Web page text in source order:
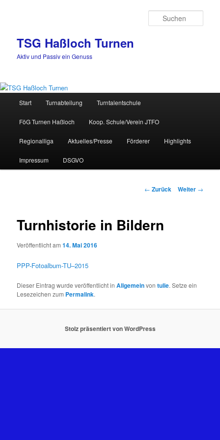
TSG Haßloch Turnen
Aktiv und Passiv ein Genuss
Start Turnabteilung Turntalentschule
FöG Turnen Haßloch Koop. Schule/Verein JTFO
Regionalliga Aktuelles/Presse Förderer Highlights
Impressum DSGVO
Beitrags-
← Zurück Weiter →
Turnhistorie in Bildern
Veröffentlicht am14. Mai 2016
PPP-Fotoalbum-TU–2015
Dieser Eintrag wurde veröffentlicht inAllgemeinvontulie. Setze ein
Lesezeichen zum Permalink.
Stolz präsentiert von WordPress